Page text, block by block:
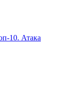
10. Атака